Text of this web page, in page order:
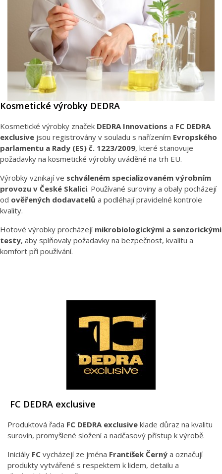
Kosmetické výrobky DEDRA
Kosmetické výrobky značek DEDRA Innovations a FC DEDRA
exclusive jsou registrovány v souladu s nařízením Evropského
parlamentu a Rady (ES) č. 1223/2009, které stanovuje
požadavky na kosmetické výrobky uváděné na trh EU.
Výrobky vznikají ve schváleném specializovaném výrobním
provozu v České Skalici. Používané suroviny a obaly pocházejí
od ověřených dodavatelů a podléhají pravidelné kontrole
kvality.
Hotové výrobky procházejí mikrobiologickými a senzorickými
testy, aby splňovaly požadavky na bezpečnost, kvalitu a
komfort při používání.
FC DEDRA exclusive
Produktová řada FC DEDRA exclusive klade důraz na kvalitu
surovin, promyšlené složení a nadčasový přístup k výrobě.
Iniciály FC vycházejí ze jména František Černý a označují
produkty vytvářené s respektem k lidem, detailu a